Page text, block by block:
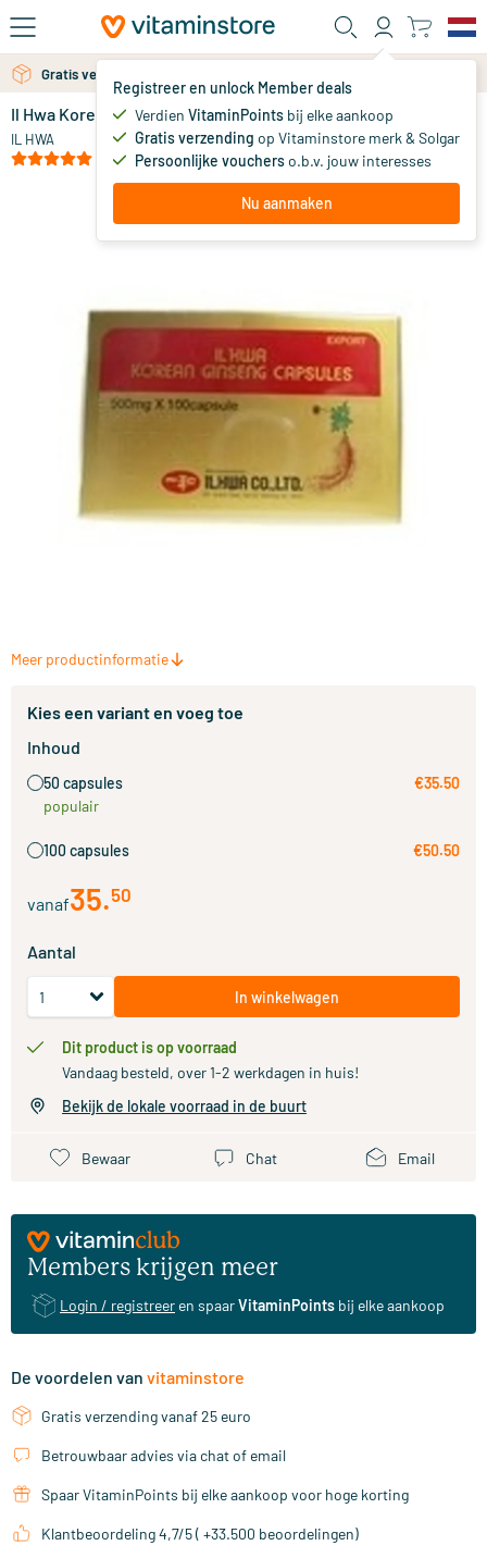
Ga naar de hoofdinhoud
Registreer en unlock Member deals
Verdien VitaminPoints bij elke aankoop
Gratis verzending op Vitaminstore merk & Solgar
Persoonlijke voucherso.b.v. jouw interesses
Nu aanmaken
Gratis verzending vanaf 25 euro
Gratis persoonlijk advies via chat of email
Il Hwa Korean Ginseng 500mg
IL HWA
vanaf 35.
Meer productinformatie
Kies een variant en voeg toe
Inhoud
50 capsules
populair
€35.50
100 capsules €50.50
vanaf35.50
Aantal
In winkelwagen
Dit product is op voorraad
Vandaag besteld, over 1-2 werkdagen in huis!
Bekijk de lokale voorraad in de buurt
Bewaar Chat Email
Members krijgen meer
Login / registreer en spaarVitaminPoints bij elke aankoop
De voordelen van vitaminstore
Gratis verzending vanaf 25 euro
Betrouwbaar advies via chat of email
Spaar VitaminPoints bij elke aankoop voor hoge korting
Klantbeoordeling 4,7/5 ( +33.500 beoordelingen)